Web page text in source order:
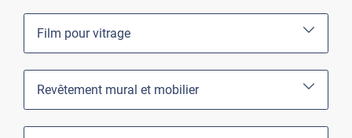
Film pour vitrage
Revêtement mural et mobilier